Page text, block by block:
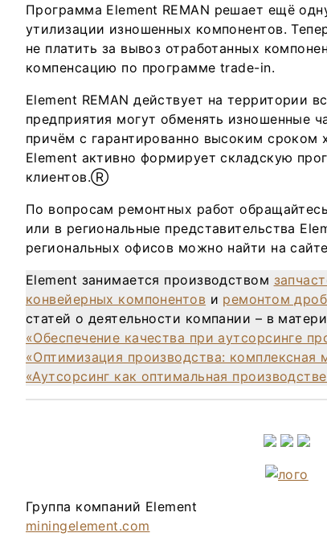
Программа Element REMAN решает ещё
утилизации изношенных компонентов.
не платить за вывоз отработанных
компенсацию по программе trade-in.
Element REMAN действует на территории
предприятия могут обменять изношенные
причём с гарантированно высоким
Element активно формирует складскую
клиентов.Ⓡ
По вопросам ремонтных работ
или в региональные представительства
региональных офисов можно найти на
Element занимается производством
конвейерных компонентов и ремонтом
статей о деятельности компании – в
«Обеспечение качества при аутсорсинге
«Оптимизация производства: комплексная
«Аутсорсинг как оптимальная
Группа компаний Element
miningelement.com